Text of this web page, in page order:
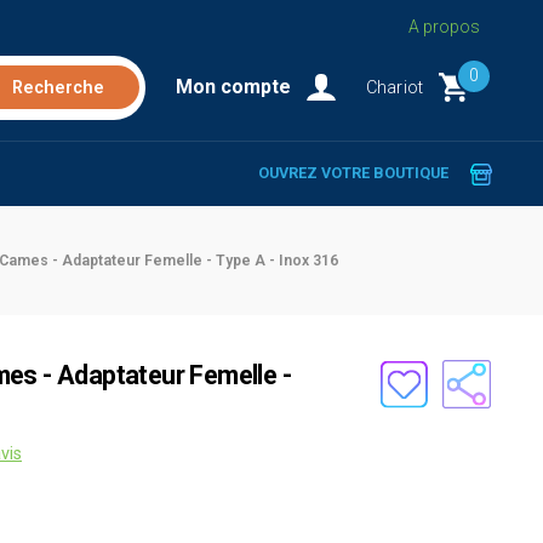
A propos
Mon compte Chariot
0
OUVREZ VOTRE BOUTIQUE
- Adaptateur Femelle - Type A - Inox 316
- Adaptateur Femelle -